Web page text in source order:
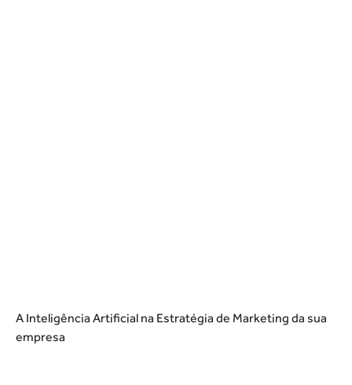
A Inteligência Artificial na Estratégia de Marketing da sua
empresa